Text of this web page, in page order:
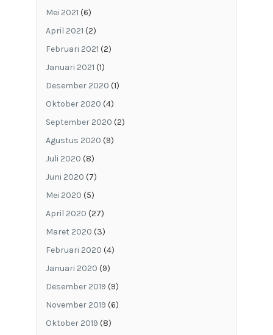
Mei 2021 (6)
April 2021 (2)
Februari 2021 (2)
Januari 2021 (1)
Desember 2020 (1)
Oktober 2020 (4)
September 2020 (2)
Agustus 2020 (9)
Juli 2020 (8)
Juni 2020 (7)
Mei 2020 (5)
April 2020 (27)
Maret 2020 (3)
Februari 2020 (4)
Januari 2020 (9)
Desember 2019 (9)
November 2019 (6)
Oktober 2019 (8)